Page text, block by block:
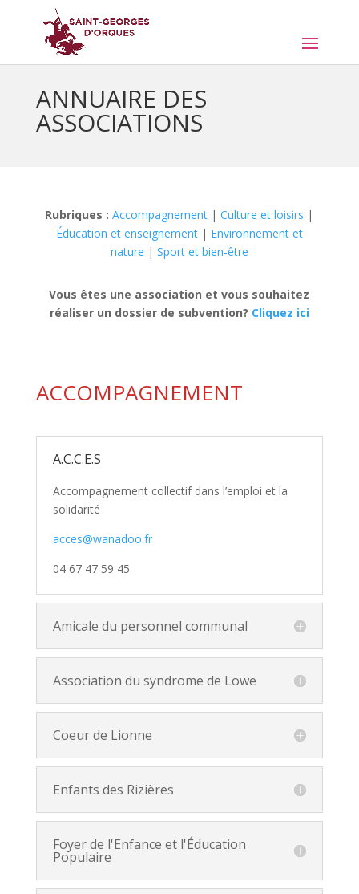
ANNUAIRE DES
ASSOCIATIONS
Rubriques : Accompagnement |Culture et loisirs |
Éducation et enseignement| Environnement et
nature | Sport et bien-être
Vous êtes une association et vous souhaitez
réaliser un dossier de subvention? Cliquez ici
ACCOMPAGNEMENT
A.C.C.E.S
Accompagnement collectif dans l’emploi et la
solidarité
acces@wanadoo.fr
04 67 47 59 45
Amicale du personnel communal
Association du syndrome de Lowe
Coeur de Lionne
Enfants des Rizières
Foyer de l'Enfance et l'Éducation
Populaire